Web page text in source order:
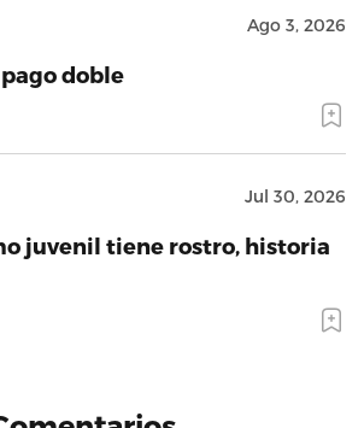
Ago 3, 2026
doble
Jul 30, 2026
juvenil tiene rostro, historia